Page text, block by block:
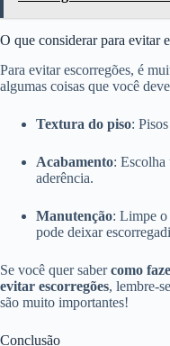
O que considerar para evitar
Para evitar escorregões, é
algumas coisas que você
Textura do piso:
Acabamento: Escolha
aderência.
Manutenção: Limpe o
pode deixar
Se você quer sabercomo
evitar escorregões, lembre-
são muito importantes!
Conclusão